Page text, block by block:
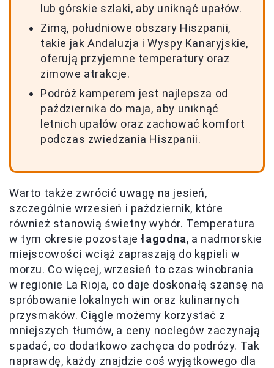
lub górskie szlaki, aby uniknąć upałów.
Zimą, południowe obszary Hiszpanii,
takie jak Andaluzja i Wyspy Kanaryjskie,
oferują przyjemne temperatury oraz
zimowe atrakcje.
Podróż kamperem jest najlepsza od
października do maja, aby uniknąć
letnich upałów oraz zachować komfort
podczas zwiedzania Hiszpanii.
Warto także zwrócić uwagę na jesień,
szczególnie wrzesień i październik, które
również stanowią świetny wybór. Temperatura
w tym okresie pozostajełagodna, a nadmorskie
miejscowości wciąż zapraszają do kąpieli w
morzu. Co więcej, wrzesień to czas winobrania
w regionie La Rioja, co daje doskonałą szansę na
spróbowanie lokalnych win oraz kulinarnych
przysmaków. Ciągle możemy korzystać z
mniejszych tłumów, a ceny noclegów zaczynają
spadać, co dodatkowo zachęca do podróży. Tak
naprawdę, każdy znajdzie coś wyjątkowego dla